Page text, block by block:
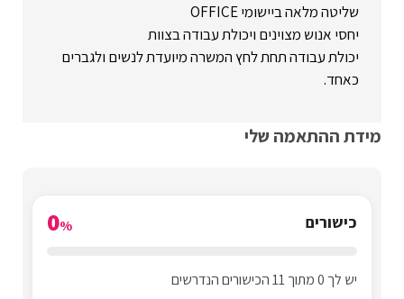
שליטה מלאה ביישומי OFFICE
יחסי אנוש מצוינים ויכולת עבודה בצוות
יכולת עבודה תחת לחץ המשרה מיועדת לנשים ולגברים
כאחד.
מידת ההתאמה שלי
כישורים 0%
יש לך 0 מתוך 11 הכישורים הנדרשים